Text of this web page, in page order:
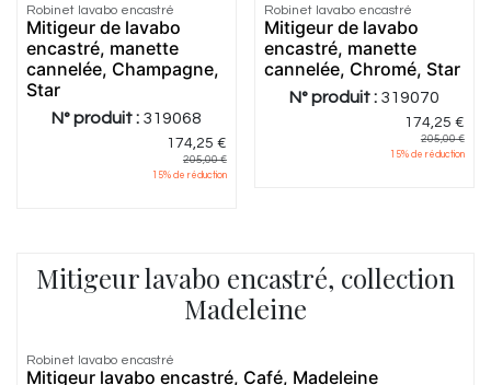
Robinet lavabo encastré
Mitigeur de lavabo
encastré, manette
cannelée, Champagne,
Star
N° produit : 319068
174,25 €
205,00€
15% de réduction
Robinet lavabo encastré
Mitigeur de lavabo
encastré, manette
cannelée, Chromé, Star
N° produit : 319070
174,25 €
205,00€
15% de réduction
Mitigeur lavabo encastré, collection
Madeleine
Robinet lavabo encastré
Mitigeur lavabo encastré, Café, Madeleine